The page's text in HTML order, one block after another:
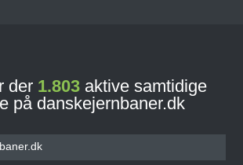
der 1.803aktive samtidige
på danskejernbaner.dk